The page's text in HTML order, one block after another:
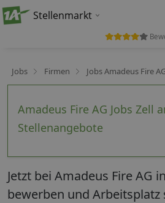
Stellenmarkt
Jobs Firmen Jobs Amadeus Fire
Amadeus Fire AG Jobs Zell
Stellenangebote
Jetzt bei Amadeus Fire AG
bewerben und Arbeitsplatz